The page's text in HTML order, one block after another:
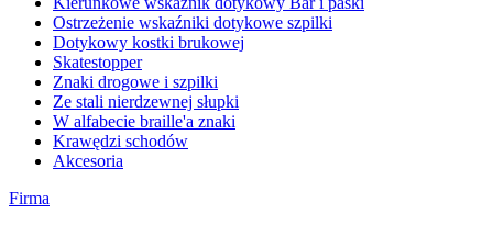
Ostrzeżenie wskaźniki dotykowe szpilki
Dotykowy kostki brukowej
Skatestopper
Znaki drogowe i szpilki
Ze stali nierdzewnej słupki
W alfabecie braille'a znaki
Krawędzi schodów
Akcesoria
Firma